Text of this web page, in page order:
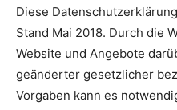
Diese
Stand Mai 2018. Durch die
Website und Angebote
geänderter gesetzlicher
Vorgaben kann es